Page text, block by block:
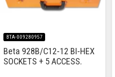
BTA-009280957
Beta 928B/C12-12 BI-HEX
SOCKETS + 5 ACCESS.